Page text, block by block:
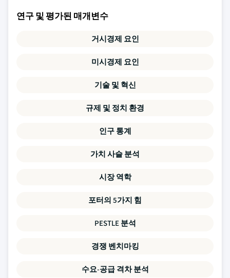
연구 및 평가된 매개변수
거시경제 요인
미시경제 요인
기술 및 혁신
규제 및 정치 환경
인구 통계
가치 사슬 분석
시장 역학
포터의 5가지 힘
PESTLE 분석
경쟁 벤치마킹
수요-공급 격차 분석